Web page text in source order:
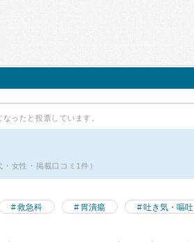
ったと投票しています。
女性・掲載口コミ1件）
救急科 胃潰瘍 吐き気・嘔吐